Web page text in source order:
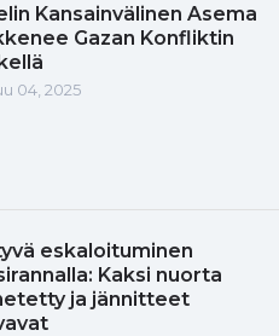
Kansainvälinen Asema
Gazan Konfliktin
04, 2025
eskaloituminen
Kaksi nuorta
ja jännitteet